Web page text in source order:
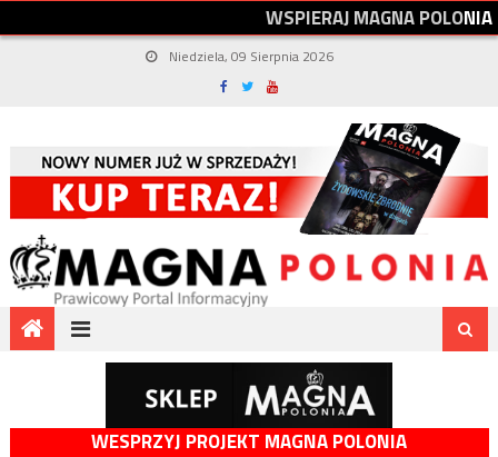
WSPIERAJMAGNAPOLONIA
Niedziela, 09 Sierpnia 2026
WESPRZYJ PROJEKT MAGNA POLONIA